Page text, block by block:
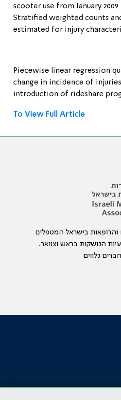
scooter use from January
Stratified weighted counts
estimated for injury
Piecewise linear regression
change in incidence of
introduction of rideshare
To View Full Article
והרופאות בישראל המטפלים
הנושקות בראש וצוואר.